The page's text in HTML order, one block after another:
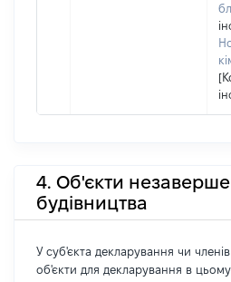
4. Об'єкти
будівництва
У суб'єкта декларування чи членів
об'єкти для декларування в цьому